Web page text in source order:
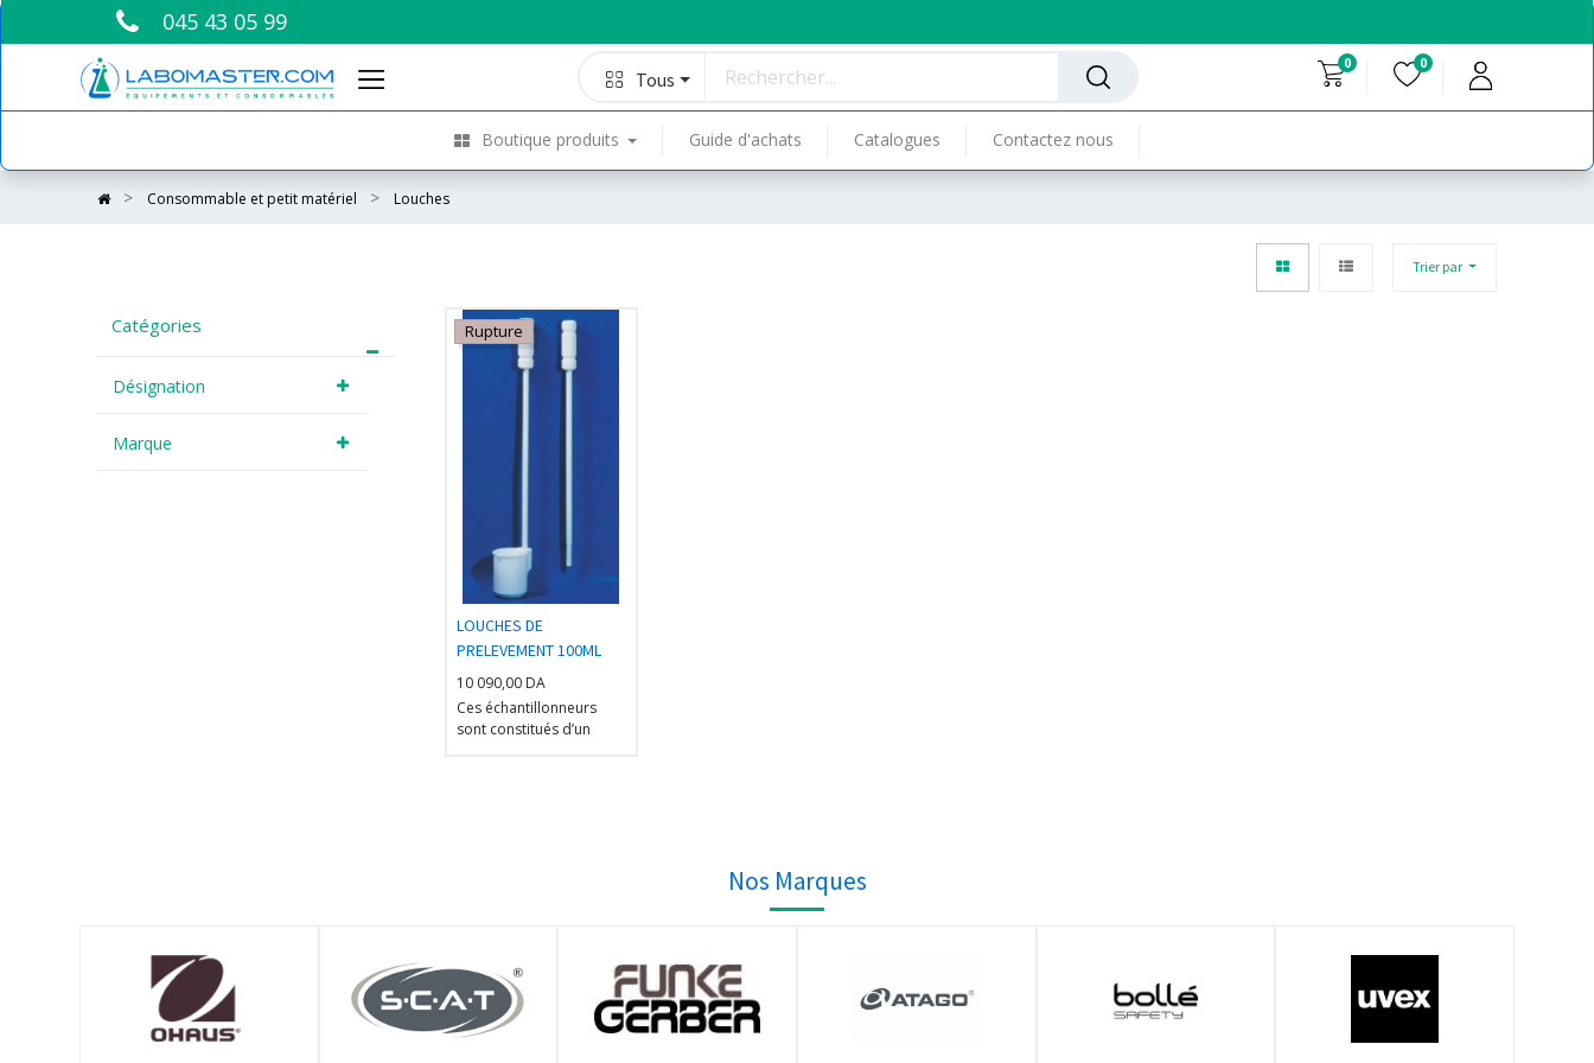
045 43 05 99
Tous
0 0
Boutique produits Guide d'achats Catalogues Contactez nous
Consommable et petit matériel Louches
Trier par
Catégories
Désignation
Marque
Rupture
LOUCHES DE
PRELEVEMENT 100ML
10 090,00DA
Ces échantillonneurs
sont constitués d’un
doté d'une seule tige de
600 mm.
Une rallonge (331-0005)
peut être vissée sur la
Nos Marques